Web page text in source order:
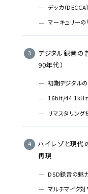
デッカ（
マーキュリーの
デジタル録音の
90年代）
初期デジタル
16bit/44.1kHz
リマスタリン
ハイレゾと現代
再現
DSD録音の魅
マルチマイク